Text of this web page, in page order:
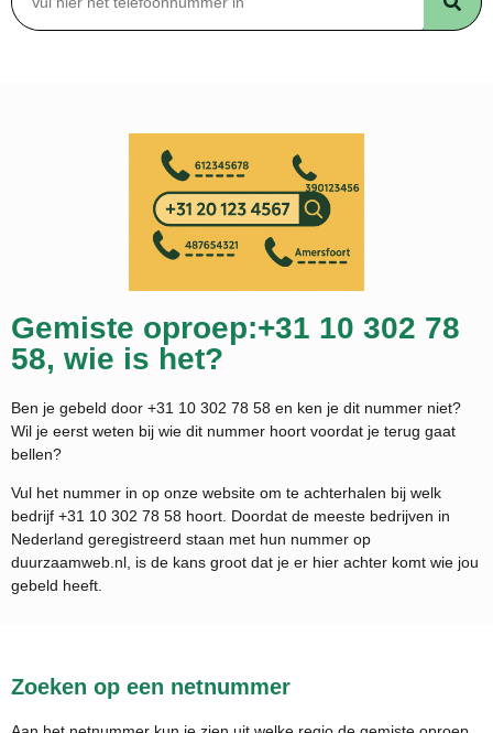
Gemiste oproep:+31 10 302 78
58, wie is het?
Ben je gebeld door +31 10 302 78 58 en ken je dit nummer niet?
Wil je eerst weten bij wie dit nummer hoort voordat je terug gaat
bellen?
Vul het nummer in op onze website om te achterhalen bij welk
bedrijf +31 10 302 78 58 hoort. Doordat de meeste bedrijven in
Nederland geregistreerd staan met hun nummer op
duurzaamweb.nl, is de kans groot dat je er hier achter komt wie jou
gebeld heeft.
Zoeken op een netnummer